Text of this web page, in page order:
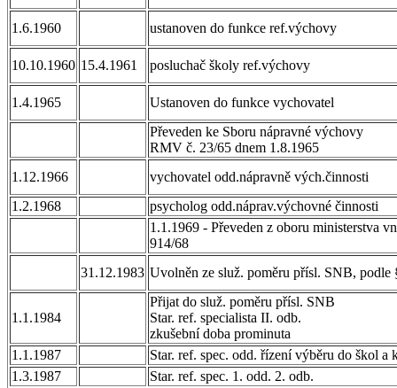
1.6.1960 ustanoven do funkce ref.výchovy
10.10.1960 15.4.1961 posluchač školy ref.výchovy
1.4.1965
Ustanoven do funkce vychovatel
Převeden ke Sboru nápravné výchovy
RMV č. 23/65 dnem 1.8.1965
1.12.1966
vychovatel odd.nápravně vých.činnosti
1.2.1968
psycholog odd.náprav.výchovné činnosti
1.1.1969 - Převeden z oboru ministerstva
914/68
31.12.1983 Uvolněn ze služ. poměru přísl. SNB, podle
1.1.1984
Přijat do služ. poměru přísl. SNB
Star. ref. specialista II. odb.
zkušební doba prominuta
1.1.1987
Star. ref. spec. odd. řízení výběru do škol a
1.3.1987
Star. ref. spec. 1. odd. 2. odb.